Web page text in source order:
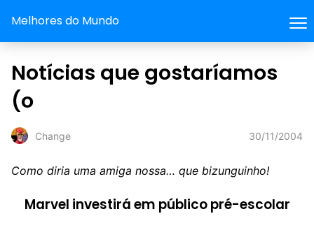
Melhores do Mundo
Notícias que gostaríamos
(o
Change 30/11/2004
Como diria uma amiga nossa… que bizunguinho!
Marvel investirá em público pré-escolar